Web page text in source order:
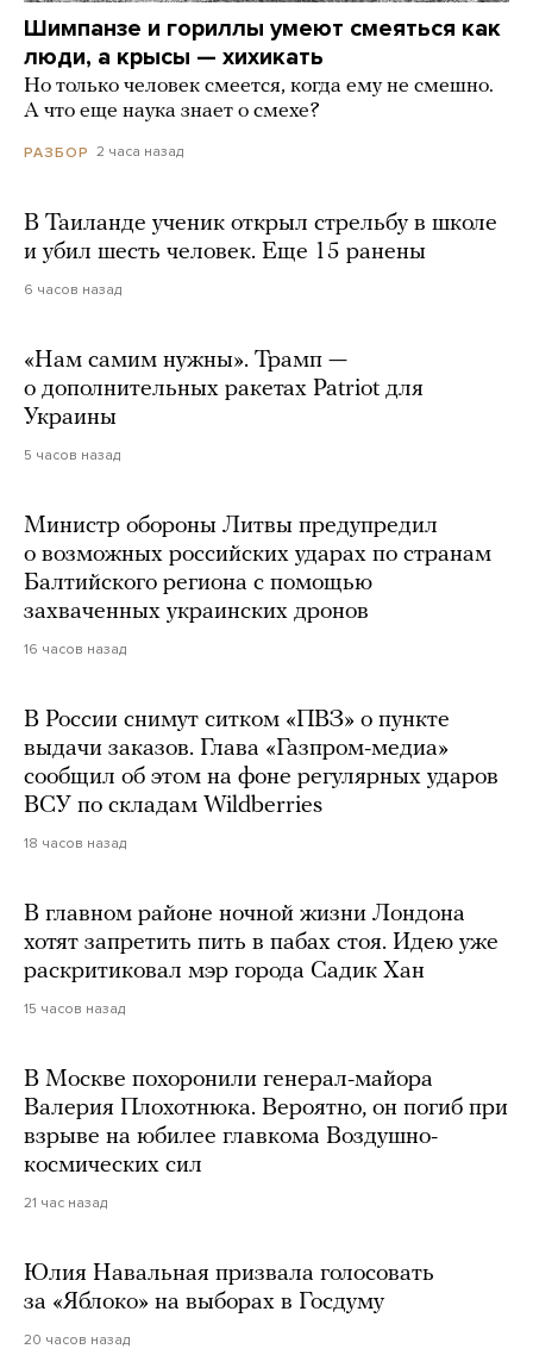
Шимпанзе и гориллы умеют смеяться как
люди, а крысы — хихикать
Но только человек смеется, когда ему не смешно.
А что еще наука знает о смехе?
РАЗБОР 2 часа назад
В Таиланде ученик открыл стрельбу в школе
и убил шесть человек. Еще 15 ранены
6 часов назад
«Нам самим нужны». Трамп —
о дополнительных ракетах Patriot для
Украины
5 часов назад
Министр обороны Литвы предупредил
о возможных российских ударах по странам
Балтийского региона с помощью
захваченных украинских дронов
16 часов назад
В России снимут ситком «ПВЗ» о пункте
выдачи заказов. Глава «Газпром-медиа»
сообщил об этом на фоне регулярных ударов
ВСУ по складам Wildberries
18 часов назад
В главном районе ночной жизни Лондона
хотят запретить пить в пабах стоя. Идею уже
раскритиковал мэр города Садик Хан
15 часов назад
В Москве похоронили генерал-майора
Валерия Плохотнюка. Вероятно, он погиб при
взрыве на юбилее главкома Воздушно-
космических сил
21 час назад
Юлия Навальная призвала голосовать
за «Яблоко» на выборах в Госдуму
20 часов назад